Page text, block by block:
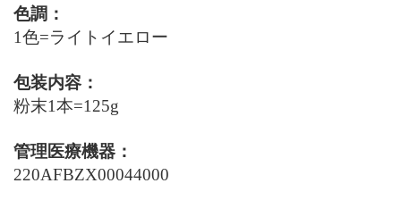
色調：
1色=ライトイエロー
包装内容：
粉末1本=125g
管理医療機器：
220AFBZX00044000